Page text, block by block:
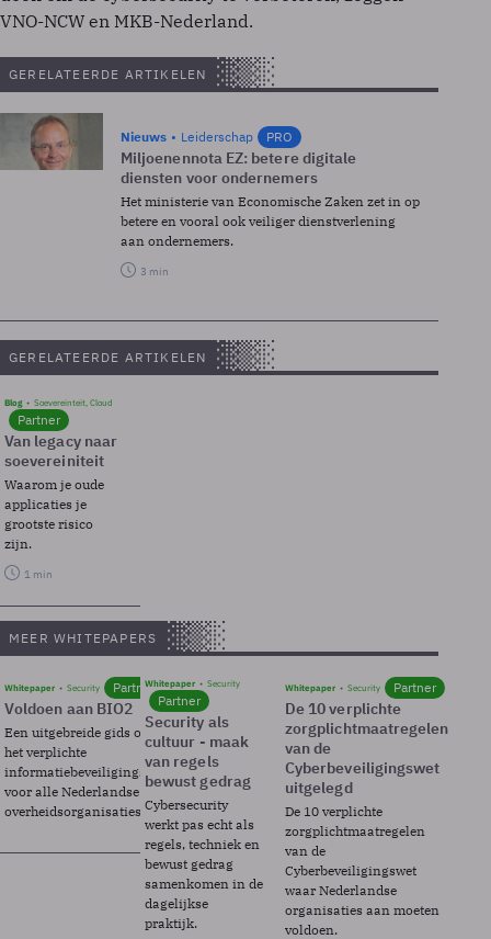
VNO-NCW en MKB-Nederland.
GERELATEERDE ARTIKELEN
Nieuws Leiderschap PRO
Miljoenennota EZ: betere digitale
diensten voor ondernemers
Het ministerie van Economische Zaken zet in op
betere en vooral ook veiliger dienstverlening
aan ondernemers.
3 min
GERELATEERDE ARTIKELEN
Blog Soevereinteit, Cloud
Partner
Van legacy naar
soevereiniteit
Waarom je oude
applicaties je
grootste risico
zijn.
1 min
MEER WHITEPAPERS
Whitepaper Security Partner
Voldoen aan BIO2
Een uitgebreide gids over BIO2,
het verplichte
informatiebeveiligingsframework
voor alle Nederlandse
overheidsorganisaties.
Whitepaper Security
Partner
Security als
cultuur - maak
van regels
bewust gedrag
Cybersecurity
werkt pas echt als
regels, techniek en
bewust gedrag
samenkomen in de
dagelijkse
praktijk.
Whitepaper Security Partner
De 10 verplichte
zorgplichtmaatregelen
van de
Cyberbeveiligingswet
uitgelegd
De 10 verplichte
zorgplichtmaatregelen
van de
Cyberbeveiligingswet
waar Nederlandse
organisaties aan moeten
voldoen.